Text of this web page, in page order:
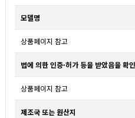
모델명
상품페이지 참고
법에 의한 인증·허가 등을 받았음을 확
상품페이지 참고
제조국 또는 원산지